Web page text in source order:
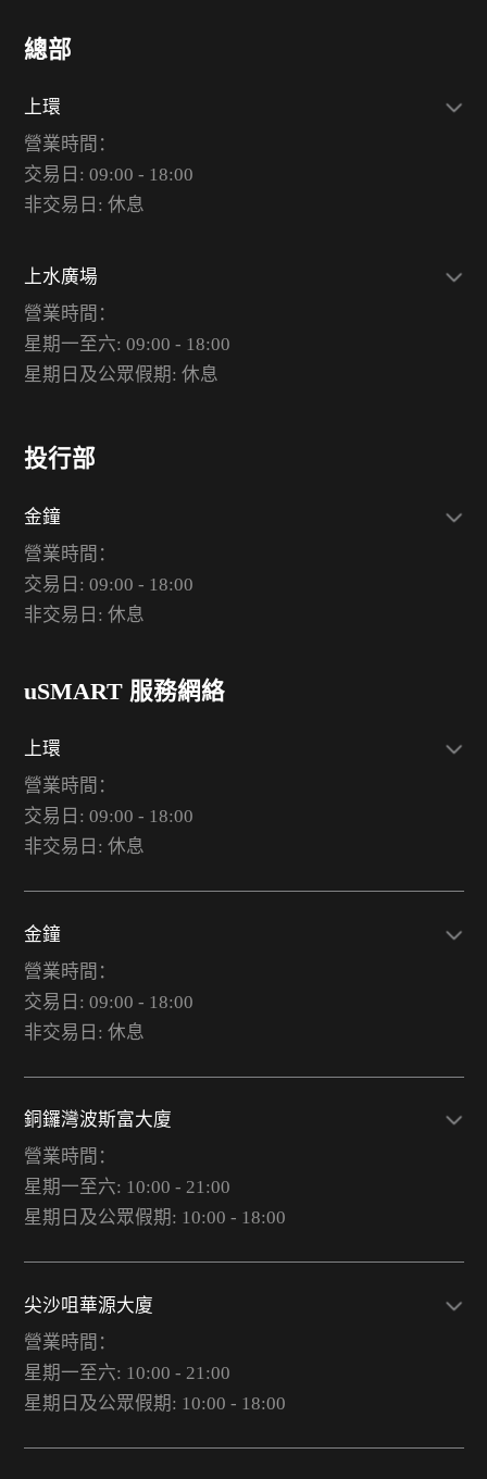
總部
上環
營業時間：
交易日: 09:00 - 18:00
非交易日: 休息
上水廣場
營業時間：
星期一至六: 09:00 - 18:00
星期日及公眾假期: 休息
投行部
金鐘
營業時間：
交易日: 09:00 - 18:00
非交易日: 休息
uSMART 服務網絡
上環
營業時間：
交易日: 09:00 - 18:00
非交易日: 休息
金鐘
營業時間：
交易日: 09:00 - 18:00
非交易日: 休息
銅鑼灣波斯富大廈
營業時間：
星期一至六: 10:00 - 21:00
星期日及公眾假期: 10:00 - 18:00
尖沙咀華源大廈
營業時間：
星期一至六: 10:00 - 21:00
星期日及公眾假期: 10:00 - 18:00